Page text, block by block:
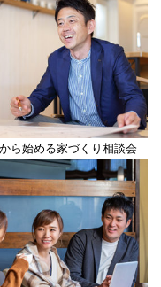
ら始める家づくり相談会